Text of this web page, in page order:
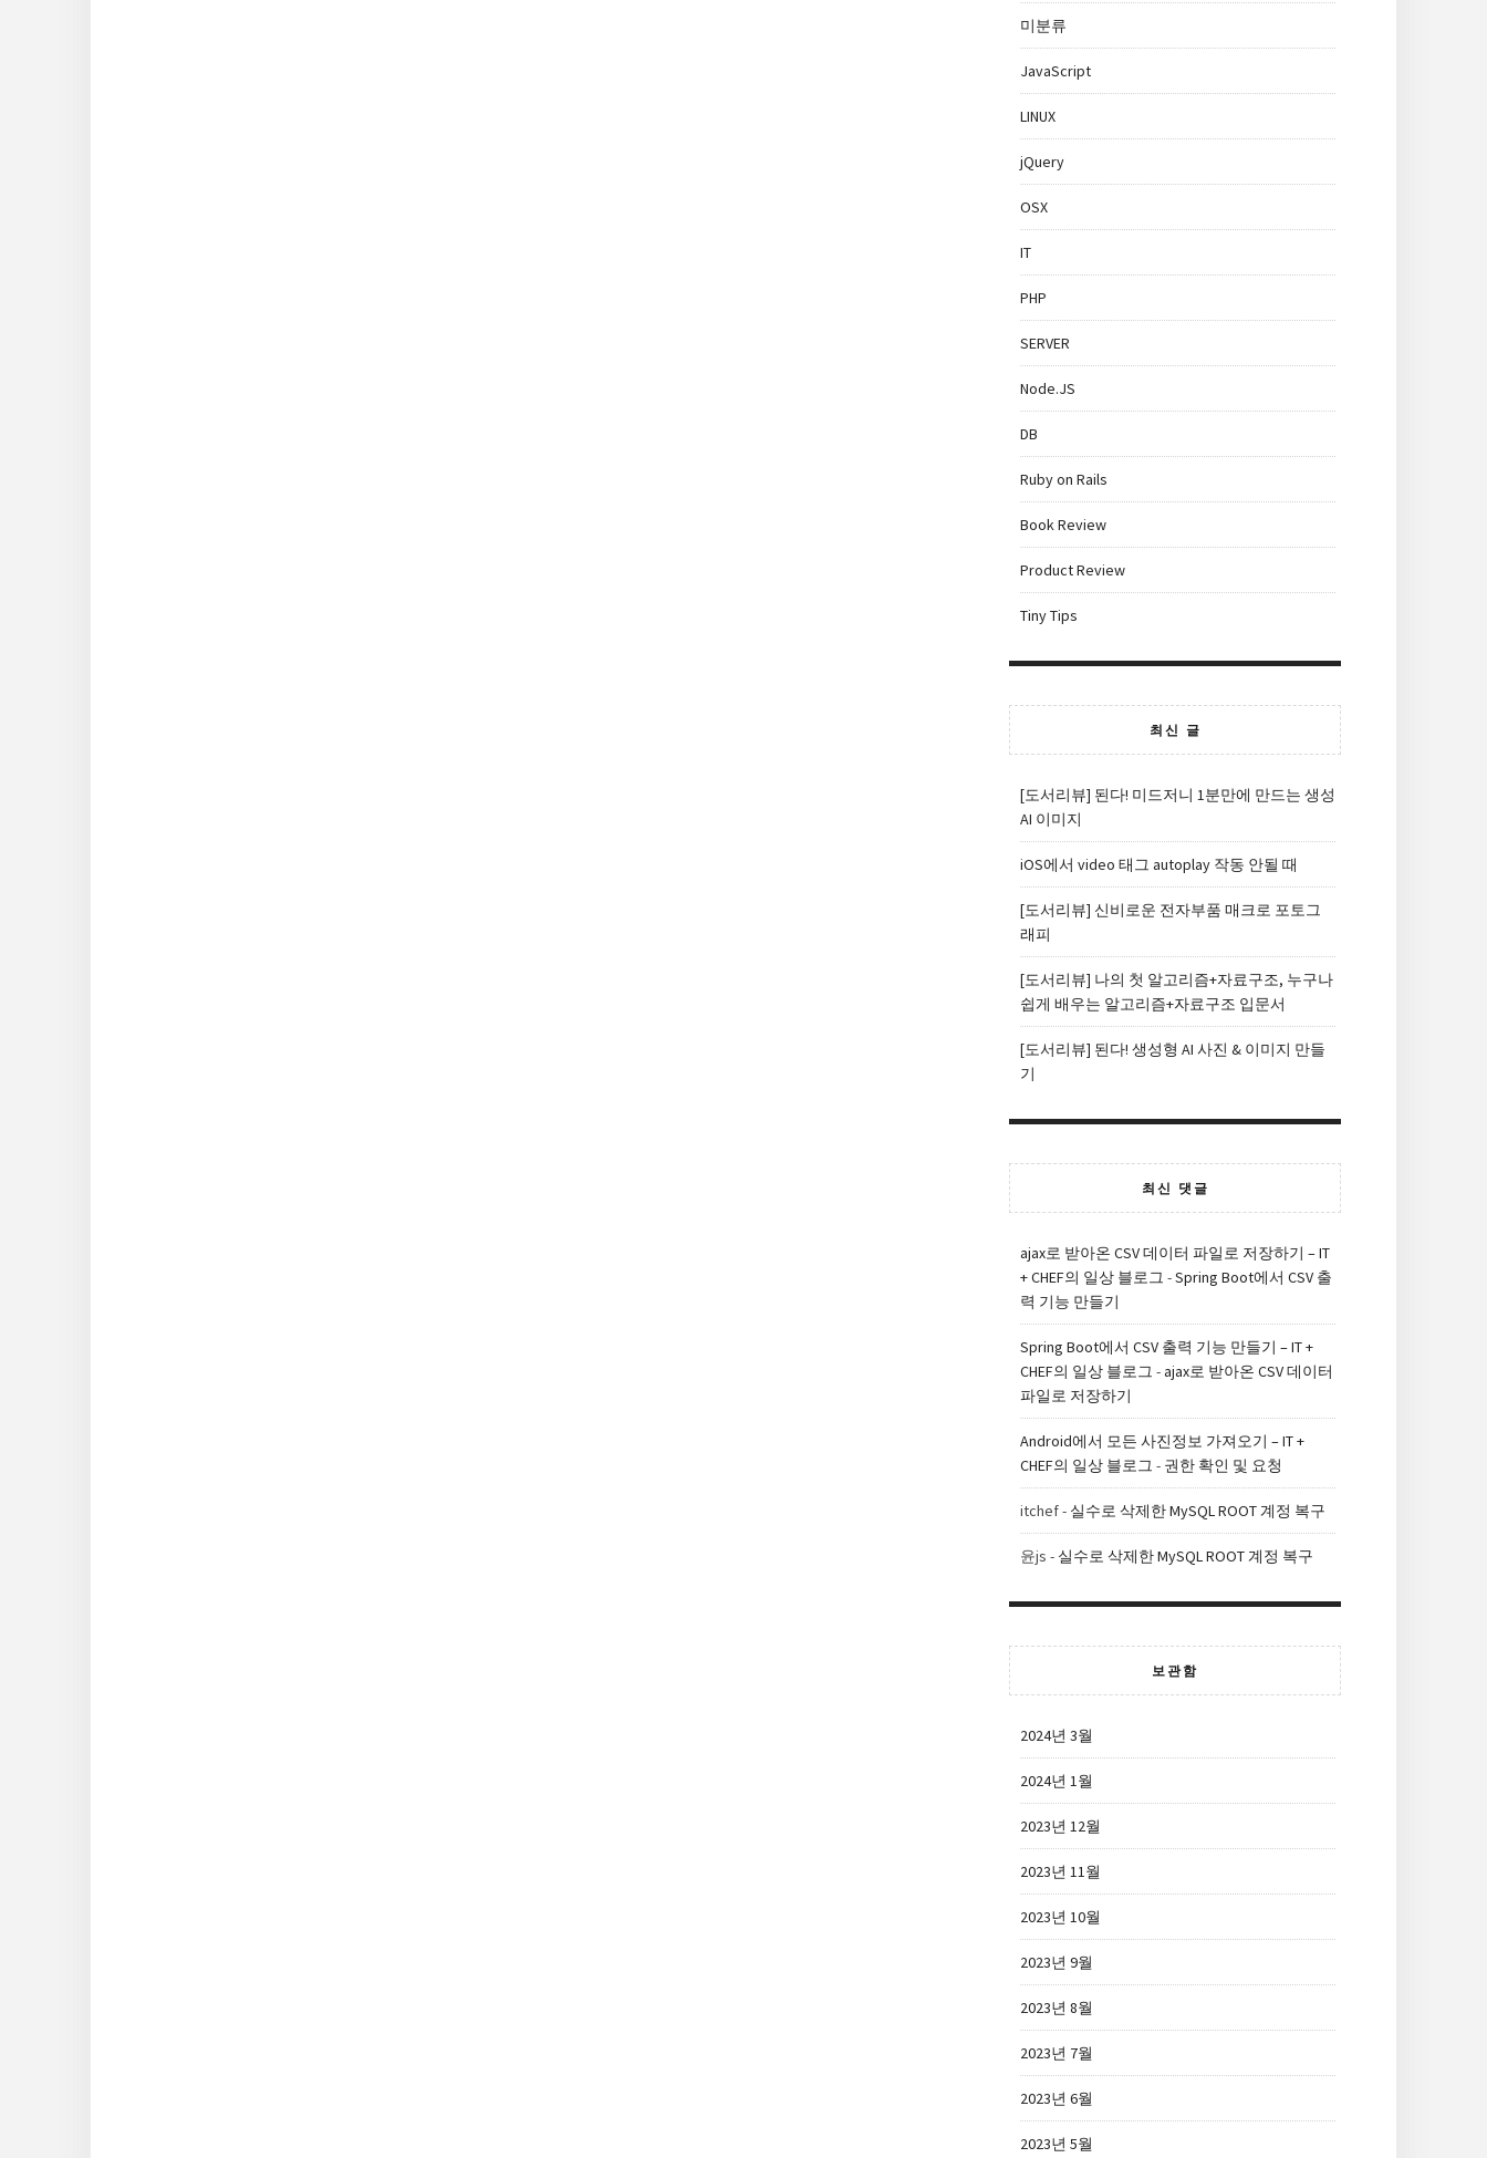
미분류
JavaScript
LINUX
jQuery
OSX
IT
PHP
SERVER
Node.JS
DB
Ruby on Rails
Book Review
Product Review
Tiny Tips
최신 글
[도서리뷰] 된다! 미드저니 1분만에 만드는 생성
AI 이미지
iOS에서 video 태그 autoplay 작동 안될 때
[도서리뷰] 신비로운 전자부품 매크로 포토그
래피
[도서리뷰] 나의 첫 알고리즘+자료구조, 누구나
쉽게 배우는 알고리즘+자료구조 입문서
[도서리뷰] 된다! 생성형 AI 사진 & 이미지 만들
기
최신 댓글
ajax로 받아온 CSV 데이터 파일로 저장하기 – IT
+ CHEF의 일상 블로그 -Spring Boot에서 CSV 출
력 기능 만들기
Spring Boot에서 CSV 출력 기능 만들기 – IT +
CHEF의 일상 블로그 -ajax로 받아온 CSV 데이터
파일로 저장하기
Android에서 모든 사진정보 가져오기 – IT +
CHEF의 일상 블로그 - 권한 확인 및 요청
itchef- 실수로 삭제한 MySQL ROOT 계정 복구
윤js - 실수로 삭제한 MySQL ROOT 계정 복구
보관함
2024년 3월
2024년 1월
2023년 12월
2023년 11월
2023년 10월
2023년 9월
2023년 8월
2023년 7월
2023년 6월
2023년 5월